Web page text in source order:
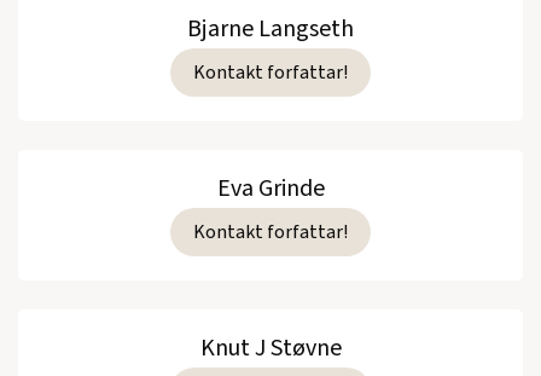
Bjarne Langseth
Kontakt forfattar!
Eva Grinde
Kontakt forfattar!
Knut J Støvne